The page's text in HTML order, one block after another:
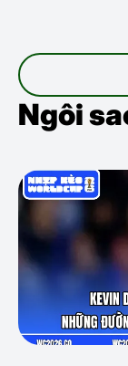
Ngôi